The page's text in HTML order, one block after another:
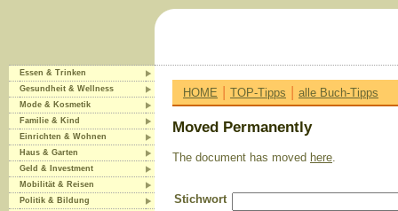
Essen & Trinken
Gesundheit & Wellness
Mode & Kosmetik
Familie & Kind
Einrichten & Wohnen
Haus & Garten
Geld & Investment
Mobilität & Reisen
Politik & Bildung
HOME | TOP-Tipps | alle Buch-Tipps
Moved Permanently
The document has moved here.
Stichwort